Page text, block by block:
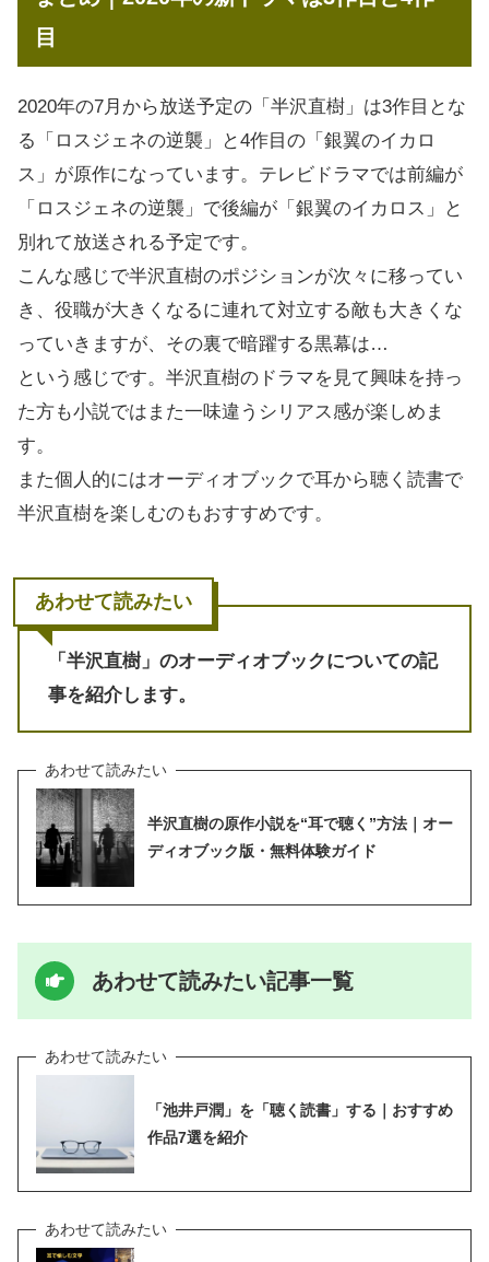
目
2020年の7月から放送予定の「半沢直樹」は3作目とな
る「ロスジェネの逆襲」と4作目の「銀翼のイカロ
ス」が原作になっています。テレビドラマでは前編が
「ロスジェネの逆襲」で後編が「銀翼のイカロス」と
別れて放送される予定です。
こんな感じで半沢直樹のポジションが次々に移ってい
き、役職が大きくなるに連れて対立する敵も大きくな
っていきますが、その裏で暗躍する黒幕は…
という感じです。半沢直樹のドラマを見て興味を持っ
た方も小説ではまた一味違うシリアス感が楽しめま
す。
また個人的にはオーディオブックで耳から聴く読書で
半沢直樹を楽しむのもおすすめです。
あわせて読みたい
「半沢直樹」のオーディオブックについての記
事を紹介します。
半沢直樹の原作小説を“耳で聴く”方法｜オー
ディオブック版・無料体験ガイド
あわせて読みたい記事一覧
「池井戸潤」を「聴く読書」する｜おすすめ
作品7選を紹介